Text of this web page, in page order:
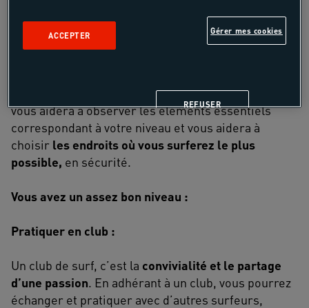
temps dans votre reprise de l’activité, tout en étant
dans de bonnes conditions de sécurité. Vous allez
exploiter au mieux les conditions de la séance. Il
vous aidera à observer les éléments essentiels
correspondant à votre niveau et vous aidera à
choisir les endroits où vous surferez le plus
possible, en sécurité.
Vous avez un assez bon niveau :
Pratiquer en club :
Un club de surf, c’est la convivialité et le partage
d’une passion. En adhérant à un club, vous pourrez
échanger et pratiquer avec d’autres surfeurs,
Gérer mes cookies
REFUSER
ACCEPTER